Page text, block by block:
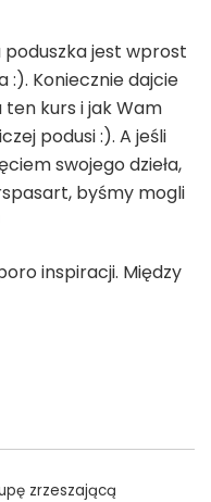
poduszka jest wprost
:). Koniecznie dajcie
kurs i jak Wam
podusi :). A jeśli
swojego dzieła,
byśmy mogli
inspiracji. Między
zrzeszającą